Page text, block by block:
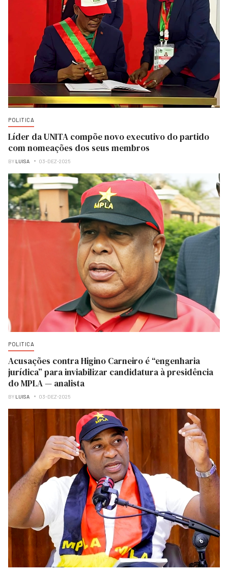
POLITICA
Líder da UNITA compõe novo executivo do partido
com nomeações dos seus membros
BY LUISA 03-DEZ-2025
POLITICA
Acusações contra Higino Carneiro é “engenharia
jurídica” para inviabilizar candidatura à presidência
do MPLA — analista
BY LUISA 03-DEZ-2025